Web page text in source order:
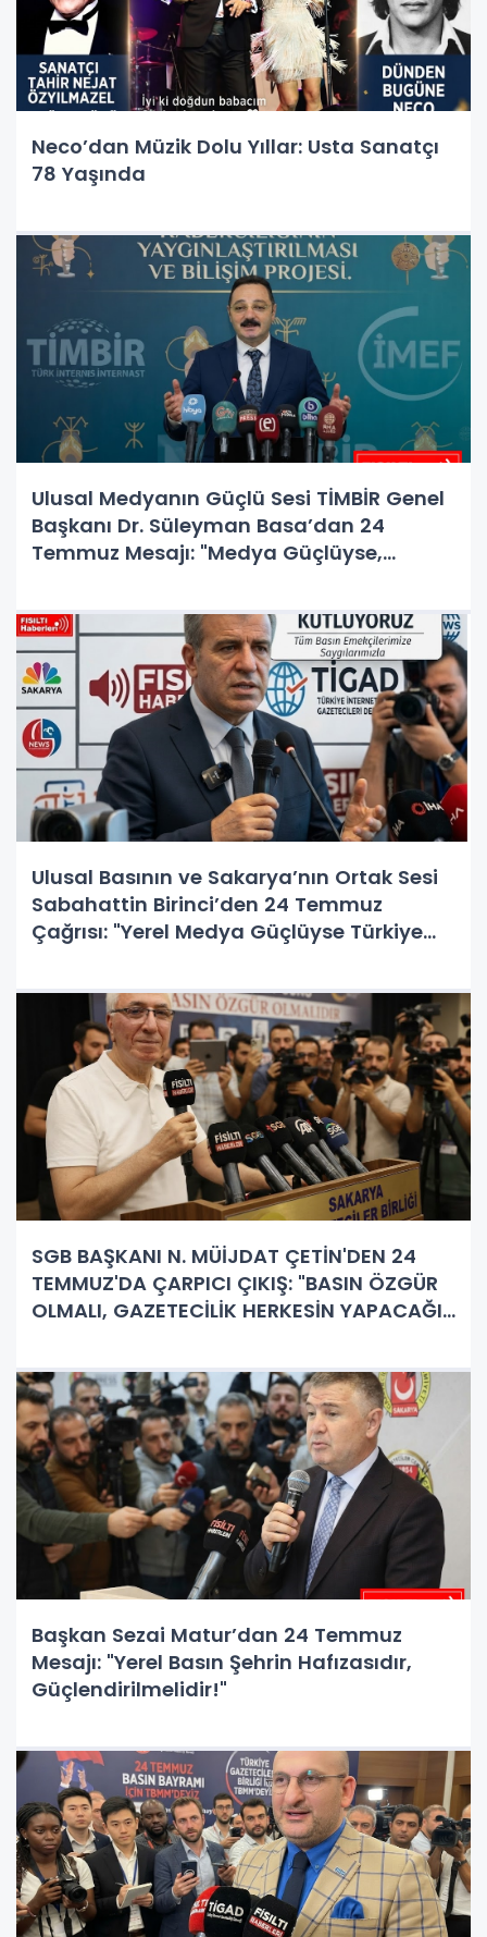
Neco’dan Müzik Dolu Yıllar: Usta Sanatçı
78 Yaşında
Ulusal Medyanın Güçlü Sesi TİMBİR Genel
Başkanı Dr. Süleyman Basa’dan 24
Temmuz Mesajı: "Medya Güçlüyse,
Ulusal Basının ve Sakarya’nın Ortak Sesi
Sabahattin Birinci’den 24 Temmuz
Çağrısı: "Yerel Medya Güçlüyse Türkiye
SGB BAŞKANI N. MÜİJDAT ÇETİN'DEN 24
TEMMUZ'DA ÇARPICI ÇIKIŞ: "BASIN ÖZGÜR
OLMALI, GAZETECİLİK HERKESİN YAPACAĞI
Başkan Sezai Matur’dan 24 Temmuz
Mesajı: "Yerel Basın Şehrin Hafızasıdır,
Güçlendirilmelidir!"